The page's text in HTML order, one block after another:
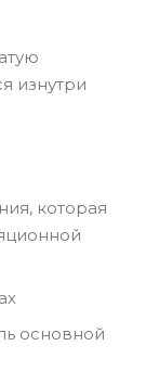
изнутри
которая
основной